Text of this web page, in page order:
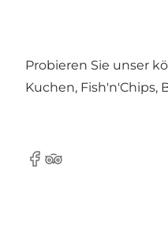
Probieren Sie unser
Kuchen, Fish'n'Chips,
Facebook
TripAdvisor